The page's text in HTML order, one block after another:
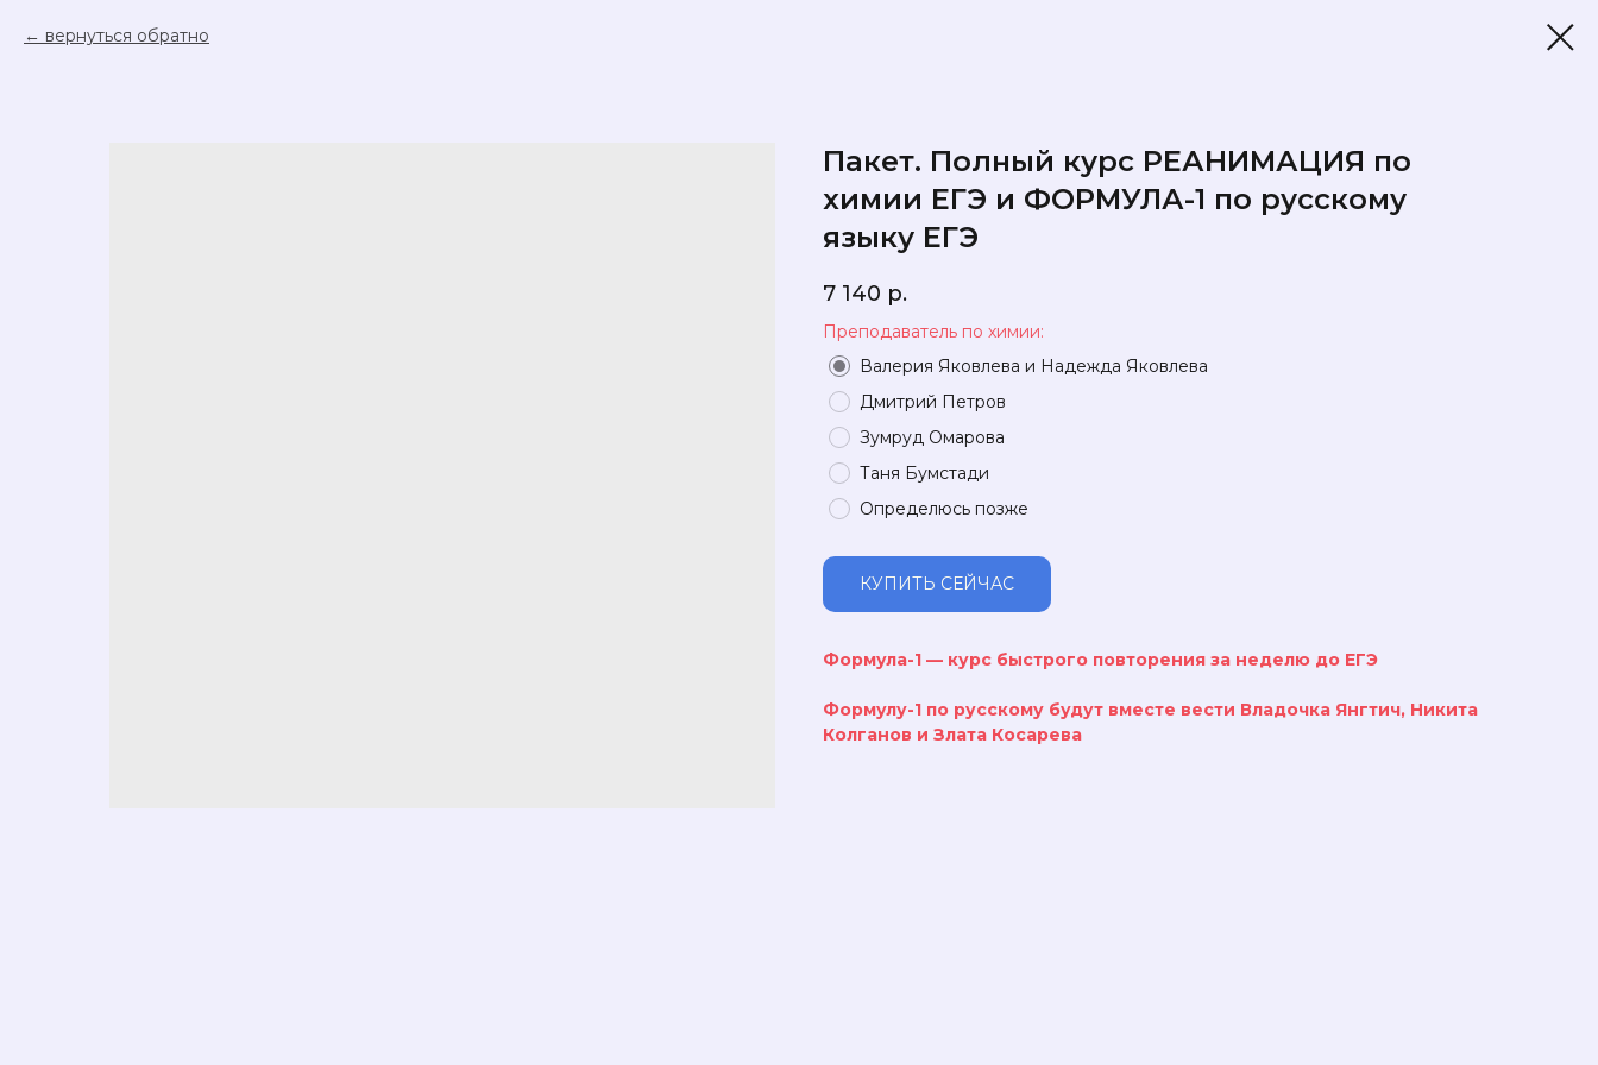
вернуться обратно
Пакет. Полный курс РЕАНИМАЦИЯ по
химии ЕГЭ и ФОРМУЛА-1 по русскому
языку ЕГЭ
7 140 р.
Преподаватель по химии:
Валерия Яковлева и Надежда Яковлева
Дмитрий Петров
Зумруд Омарова
Таня Бумстади
Определюсь позже
КУПИТЬ СЕЙЧАС
Формула-1 — курс быстрого повторения за неделю до ЕГЭ
Формулу-1 по русскому будут вместе вести Владочка Янгтич, Никита
Колганов и Злата Косарева